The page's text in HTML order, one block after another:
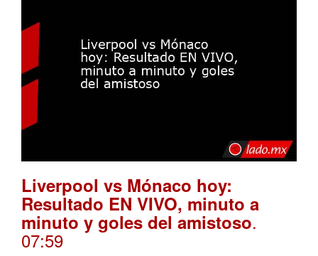
Liverpool vs Mónaco hoy:
Resultado EN VIVO, minuto a
minuto y goles del amistoso.
07:59